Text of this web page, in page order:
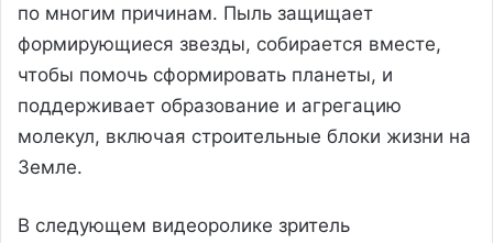
по многим причинам. Пыль защищает
формирующиеся звезды, собирается вместе,
чтобы помочь сформировать планеты, и
поддерживает образование и агрегацию
молекул, включая строительные блоки жизни на
Земле.
В следующем видеоролике зритель